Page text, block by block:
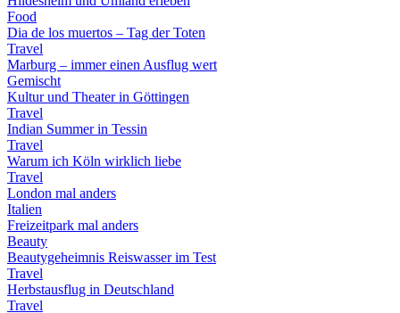
Food
Dia de los muertos – Tag der Toten
Travel
Marburg – immer einen Ausflug wert
Gemischt
Kultur und Theater in Göttingen
Travel
Indian Summer in Tessin
Travel
Warum ich Köln wirklich liebe
Travel
London mal anders
Italien
Freizeitpark mal anders
Beauty
Beautygeheimnis Reiswasser im Test
Travel
Herbstausflug in Deutschland
Travel